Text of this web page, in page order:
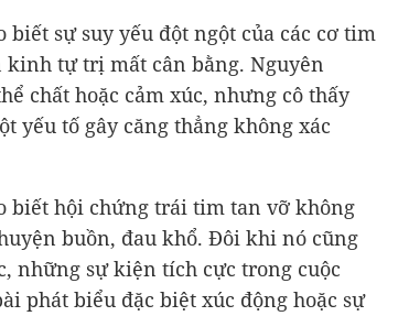
sự suy yếu đột ngột của các cơ tim
kinh tự trị mất cân bằng. Nguyên
chất hoặc cảm xúc, nhưng cô thấy
yếu tố gây căng thẳng không xác
biết hội chứng trái tim tan vỡ không
buồn, đau khổ. Đôi khi nó cũng
những sự kiện tích cực trong cuộc
phát biểu đặc biệt xúc động hoặc sự